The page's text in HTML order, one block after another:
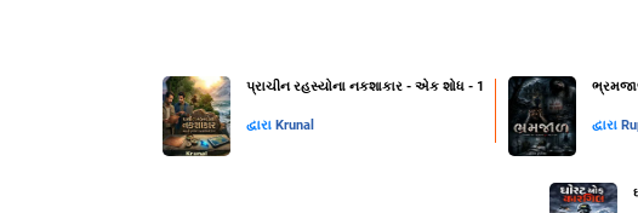
પ્રાચીન રહસ્યોના નકશાકાર - એક શોધ - 1
દ્વારા Krunal દ્વારા